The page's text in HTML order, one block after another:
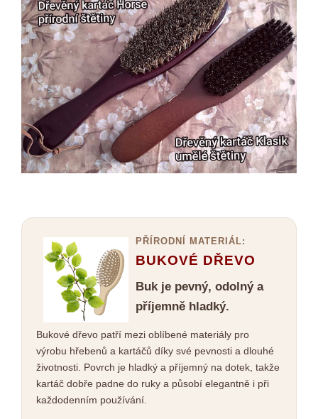
PŘÍRODNÍ MATERIÁL:
BUKOVÉ DŘEVO
Buk je pevný, odolný a
příjemně hladký.
Bukové dřevo patří mezi oblíbené materiály pro
výrobu hřebenů a kartáčů díky své pevnosti a dlouhé
životnosti. Povrch je hladký a příjemný na dotek, takže
kartáč dobře padne do ruky a působí elegantně i při
každodenním používání.